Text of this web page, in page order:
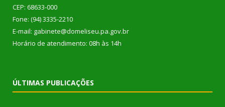
CEP: 68633-000
Fone: (94) 3335-2210
E-mail: gabinete@domeliseu.pa.gov.br
Horário de atendimento: 08h às 14h
ÚLTIMAS PUBLICAÇÕES